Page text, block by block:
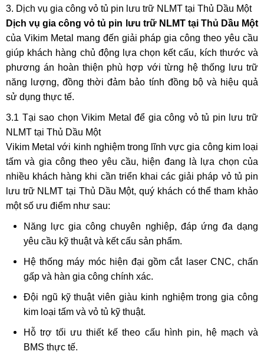
3. Dịch vụ gia công vỏ tủ pin lưu trữ NLMT tại Thủ Dầu Một
Dịch vụ gia công vỏ tủ pin lưu trữ NLMT tại Thủ Dầu Một
của Vikim Metal mang đến giải pháp gia công theo yêu cầu
giúp khách hàng chủ động lựa chọn kết cấu, kích thước và
phương án hoàn thiện phù hợp với từng hệ thống lưu trữ
năng lượng, đồng thời đảm bảo tính đồng bộ và hiệu quả
sử dụng thực tế.
3.1 Tại sao chọn Vikim Metal để gia công vỏ tủ pin lưu trữ
NLMT tại Thủ Dầu Một
Vikim Metal với kinh nghiệm trong lĩnh vực gia công kim loại
tấm và gia công theo yêu cầu, hiện đang là lựa chọn của
nhiều khách hàng khi cần triển khai các giải pháp vỏ tủ pin
lưu trữ NLMT tại Thủ Dầu Một, quý khách có thể tham khảo
một số ưu điểm như sau:
Năng lực gia công chuyên nghiệp, đáp ứng đa dạng
yêu cầu kỹ thuật và kết cấu sản phẩm.
Hệ thống máy móc hiện đại gồm cắt laser CNC, chấn
gấp và hàn gia công chính xác.
Đội ngũ kỹ thuật viên giàu kinh nghiệm trong gia công
kim loại tấm và vỏ tủ kỹ thuật.
Hỗ trợ tối ưu thiết kế theo cấu hình pin, hệ mạch và
BMS thực tế.